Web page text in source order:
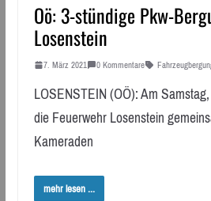
Oö: 3-stündige Pkw-
Losenstein
7. März 2021 0 Kommentare
LOSENSTEIN (OÖ): Am
die Feuerwehr Losenstein
Kameraden
mehr lesen ...